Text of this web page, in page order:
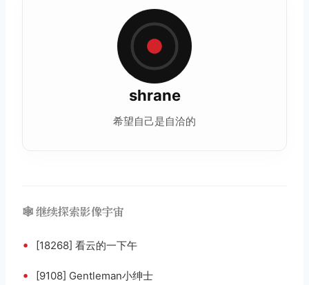
shrane
希望自己是自洽的
🕸️ 继续探索影像宇宙
• [18268] 看云的一下午
• [9108] Gentleman小绅士